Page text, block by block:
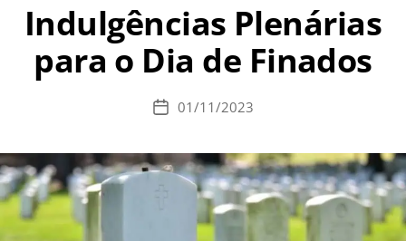
Indulgências Plenárias
para o Dia de Finados
Data01/11/2023